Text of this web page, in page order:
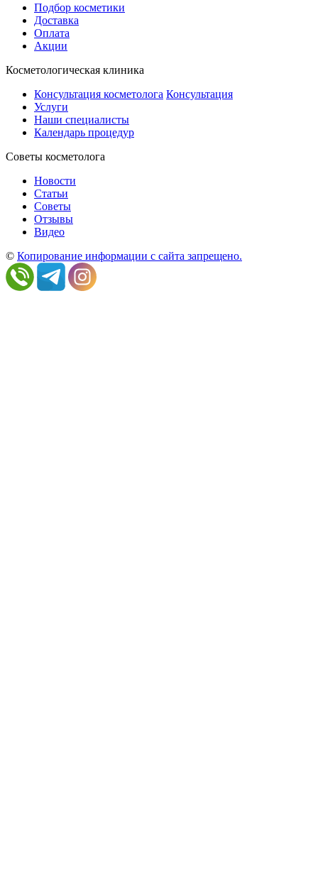
Подбор косметики
Доставка
Оплата
Акции
Косметологическая клиника
Консультация косметолога Консультация
Услуги
Наши специалисты
Календарь процедур
Cоветы косметолога
Новости
Статьи
Советы
Отзывы
Видео
© Копирование информации с сайта запрещено.